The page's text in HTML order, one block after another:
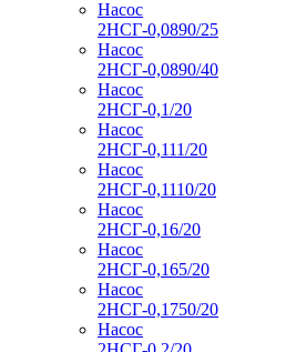
Насос
2НСГ-0,0890/25
Насос
2НСГ-0,0890/40
Насос
2НСГ-0,1/20
Насос
2НСГ-0,111/20
Насос
2НСГ-0,1110/20
Насос
2НСГ-0,16/20
Насос
2НСГ-0,165/20
Насос
2НСГ-0,1750/20
Насос